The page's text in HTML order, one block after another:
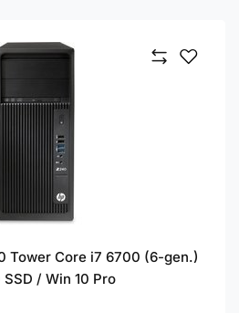
Tower Core i7 6700 (6-gen.)
/ Win 10 Pro